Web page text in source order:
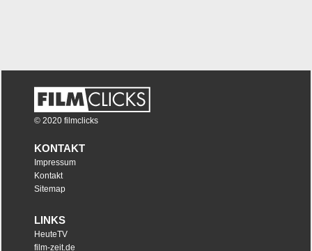
© 2020 filmclicks
KONTAKT
Impressum
Kontakt
Sitemap
LINKS
HeuteTV
film-zeit.de